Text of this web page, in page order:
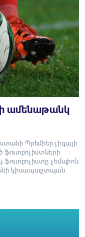
ամենաթանկ
Պրեմիեր լիգայի
չեմպիոն
կիսապաշտպան